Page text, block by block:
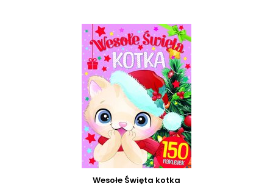
Wesołe Święta kotka